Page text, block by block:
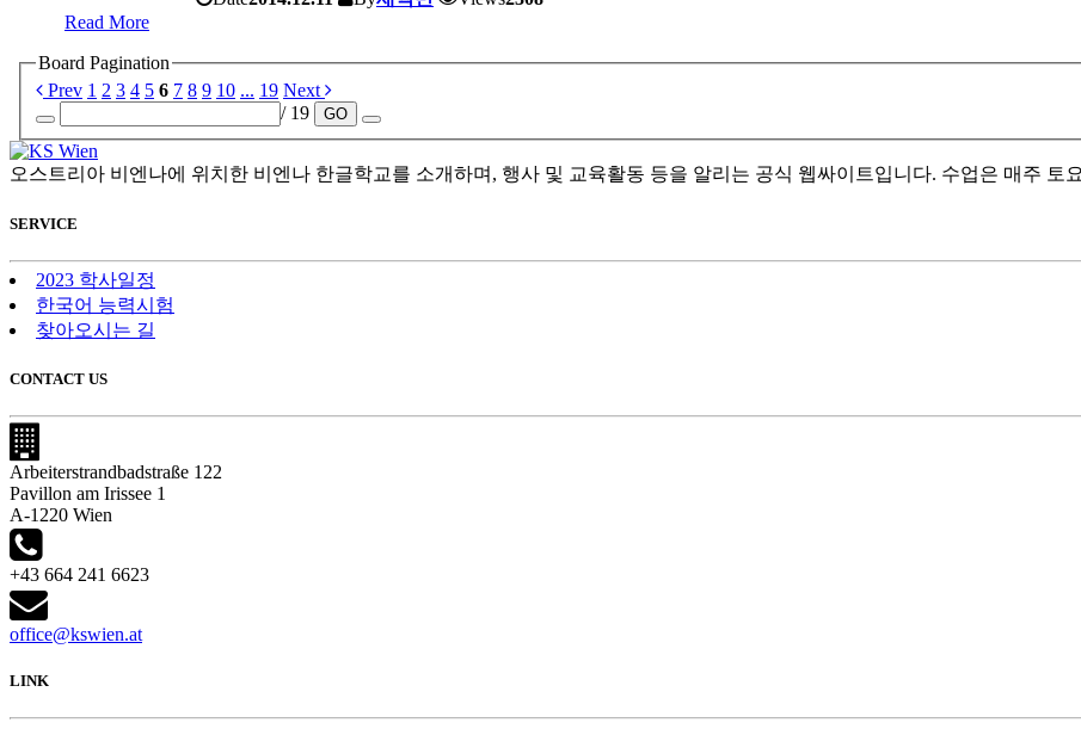
Read More
Board Pagination
Prev 1 2 3 4 5 6 7 8 9 10 ... 19 Next
/ 19
GO
오스트리아 비엔나에 위치한 비엔나 한글학교를 소개하며, 행사 및 교육활동 등을 알리는 공식 웹싸이트입니다. 수업은 매주 토
SERVICE
2023 학사일정
한국어 능력시험
찾아오시는 길
CONTACT US
Arbeiterstrandbadstraße 122
Pavillon am Irissee 1
A-1220 Wien
+43 664 241 6623
office@kswien.at
LINK